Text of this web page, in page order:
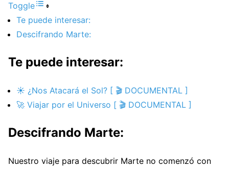
Toggle
Te puede interesar:
Descifrando Marte:
Te puede interesar:
☀️ ¿Nos Atacará el Sol? [ 🎬 DOCUMENTAL ]
🚀 Viajar por el Universo [ 🎬 DOCUMENTAL ]
Descifrando Marte:
Nuestro viaje para descubrir Marte no comenzó con